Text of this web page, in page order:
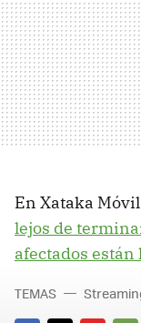
En Xataka
lejos de
afectados están
TEMAS